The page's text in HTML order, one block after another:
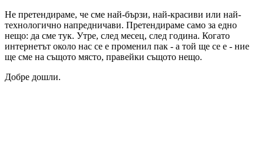
Не претендираме, че сме най-бързи, най-красиви или най-
технологично напредничави. Претендираме само за едно
нещо: да сме тук. Утре, след месец, след година. Когато
интернетът около нас се е променил пак - а той ще се е - ние
ще сме на същото място, правейки същото нещо.
Добре дошли.